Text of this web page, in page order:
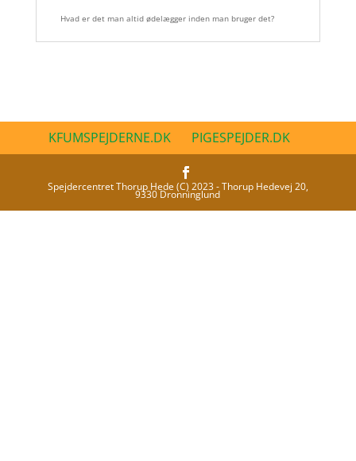
Hvad er det man altid ødelægger inden man bruger det?
KFUMSPEJDERNE.DK PIGESPEJDER.DK
Spejdercentret Thorup Hede (C) 2023 - Thorup Hedevej 20,
9330 Dronninglund